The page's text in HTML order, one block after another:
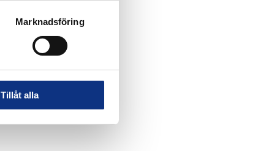
Marknadsföring
Tillåt alla